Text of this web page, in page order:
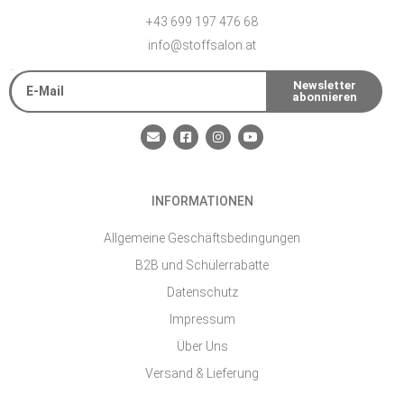
+43 699 197 476 68
info@stoffsalon.at
Newsletter
abonnieren
E
n
o
F
a
o
-
q
a
r
e
I
n
g
m
Y
o
b
INFORMATIONEN
Allgemeine Geschäftsbedingungen
B2B und Schülerrabatte
Datenschutz
Impressum
Über Uns
Versand & Lieferung